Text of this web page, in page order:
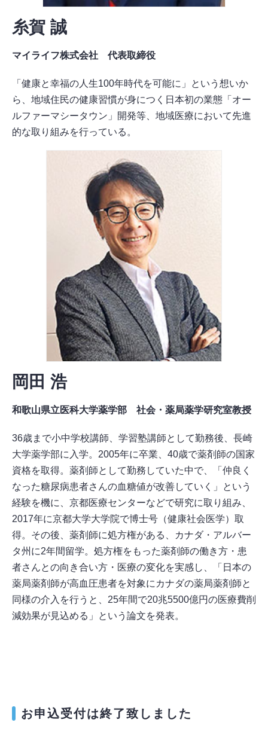
糸賀 誠
マイライフ株式会社 代表取締役
「健康と幸福の人生100年時代を可能に」という想いか
ら、地域住民の健康習慣が身につく日本初の業態「オー
ルファーマシータウン」開発等、地域医療において先進
的な取り組みを行っている。
岡田 浩
和歌山県立医科大学薬学部​ 社会・薬局薬学研究室教授​
36歳まで小中学校講師、学習塾講師として勤務後、長崎
大学薬学部に入学。2005年に卒業、40歳で薬剤師の国家
資格を取得。薬剤師として勤務していた中で、「仲良く
なった糖尿病患者さんの血糖値が改善していく」という
経験を機に、京都医療センターなどで研究に取り組み、
2017年に京都大学大学院で博士号（健康社会医学）取
得。その後、薬剤師に処方権がある、カナダ・アルバー
タ州に2年間留学。処方権をもった薬剤師の働き方・患
者さんとの向き合い方・医療の変化を実感し、「日本の
薬局薬剤師が高血圧患者を対象にカナダの薬局薬剤師と
同様の介入を行うと、25年間で20兆5500億円の医療費削
減効果が見込める」という論文を発表。
お申込受付は終了致しました